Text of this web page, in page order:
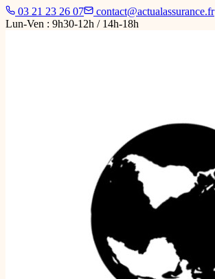
03 21 23 26 07
contact@actualassurance.fr
Lun-Ven : 9h30-12h / 14h-18h